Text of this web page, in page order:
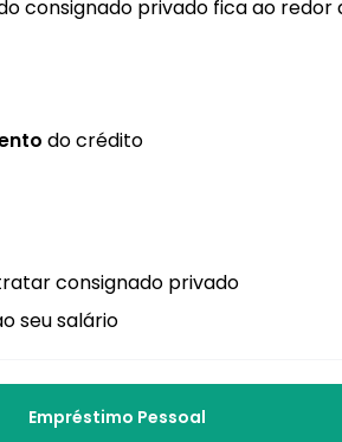
consignado privado fica ao redor
do crédito
consignado privado
seu salário
Empréstimo Pessoal